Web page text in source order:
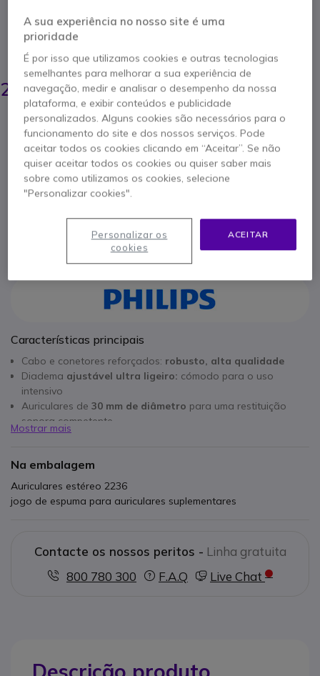
5 de 1 Avaliações
POUPE 12,00 €
35,15 €
22,95 € s/iva- 28,23 € Iva Incl.
Qtd
ADICIONAR AO CARRINHO
ORÇAMENTO EM 4 HORAS
Esgotado
2 anos de garantiado fabricante
Características principais
Cabo e conetores reforçados: robusto, alta qualidade
Diadema ajustável ultra ligeiro: cómodo para o uso
intensivo
Auriculares de 30 mm de diâmetro para uma restituição
sonora competente
Adaptável aos equipamentos de escritório
Mostrar mais
Na embalagem
Auriculares estéreo 2236
jogo de espuma para auriculares suplementares
Contacte os nossos peritos - Linha gratuita
800 780 300
F.A.Q Live Chat
A sua experiência no nosso site é uma
prioridade
É por isso que utilizamos cookies e outras tecnologias
semelhantes para melhorar a sua experiência de
navegação, medir e analisar o desempenho da nossa
plataforma, e exibir conteúdos e publicidade
personalizados. Alguns cookies são necessários para o
funcionamento do site e dos nossos serviços. Pode
aceitar todos os cookies clicando em “Aceitar”. Se não
quiser aceitar todos os cookies ou quiser saber mais
sobre como utilizamos os cookies, selecione
"Personalizar cookies".
ACEITAR
Personalizar os
cookies